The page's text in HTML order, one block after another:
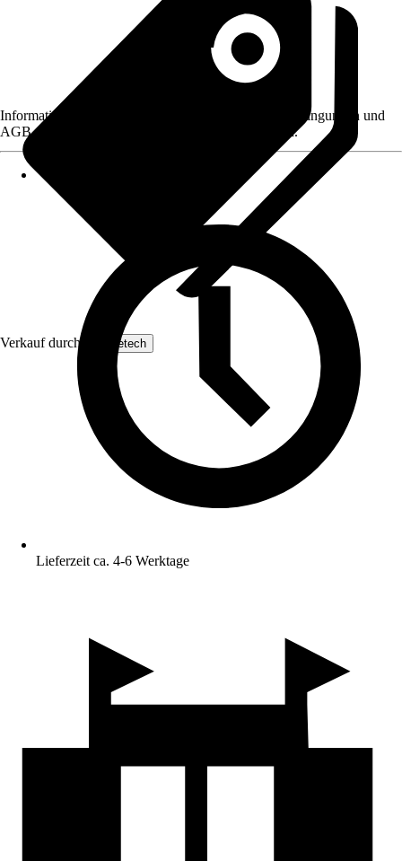
Verkauf durch: Yaheetech
Informationen des Verkäufers, wie z. B. Rückgabebedingungen und
AGB, finden Sie bei Klick auf den Verkäufernamen.
Lieferzeit ca. 4-6 Werktage